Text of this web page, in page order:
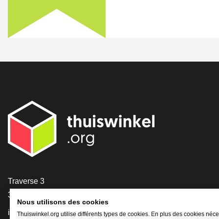
[_General:Contact]
Traverse 3
3905 NL Veenendaal
info@thuiswinkel.org
Nous utilisons des cookies
Thuiswinkel.org utilise différents types de cookies. En plus des cookies